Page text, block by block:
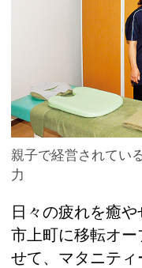
親子で経営されてい
力
日々の疲れを癒
市上町に移転オ
せて、マタニテ